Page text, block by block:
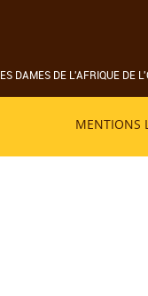
DAMES DE L'AFRIQUE DE
MENTIONS